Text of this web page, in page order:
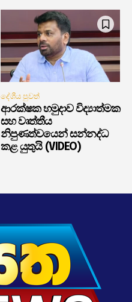
දේශීය පුවත්
ආරක්ෂක හමුදාව විද්‍යාත්මක
සහ වෘත්තීය
නිපුණත්වයෙන් සන්නද්ධ
කළ යුතුයි (VIDEO)